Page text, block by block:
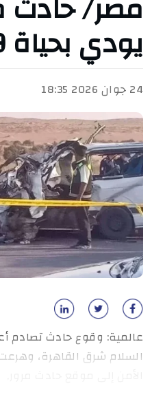
يودي بحياة 19 شخصا
24 جوان 2026 18:35
عالمية: وقوع حادث تصادم
السلام شرق القاهرة،